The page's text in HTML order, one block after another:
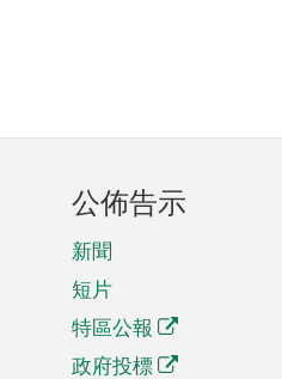
公佈告示
新聞
短片
特區公報
政府投標